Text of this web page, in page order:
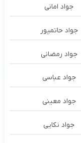
جواد امانی
جواد حاتمپور
جواد رمضانی
جواد عباسی
جواد معینی
جواد نکایی